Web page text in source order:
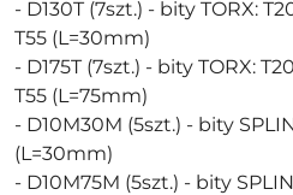
- D130T (7szt.) - bity TORX:
T55 (L=30mm)
- D175T (7szt.) - bity TORX:
T55 (L=75mm)
- D10M30M (5szt.) - bity
(L=30mm)
- D10M75M (5szt.) - bity